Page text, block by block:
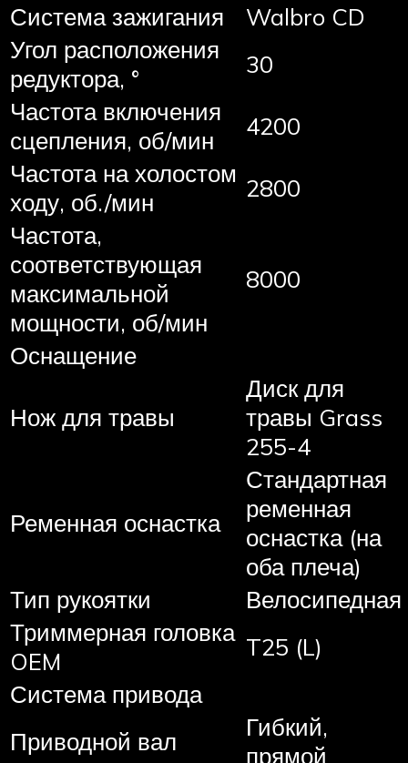
Система зажигания
Walbro CD
Угол расположения
редуктора, °
30
Частота включения
сцепления, об/мин
4200
Частота на холостом
ходу, об./мин
2800
Частота,
соответствующая
максимальной
мощности, об/мин
8000
Оснащение
Нож для травы
Диск для
травы Grass
255-4
Ременная оснастка
Стандартная
ременная
оснастка (на
оба плеча)
Тип рукоятки
Велосипедная
Триммерная головка
OEM
T25 (L)
Система привода
Приводной вал
Гибкий,
прямой